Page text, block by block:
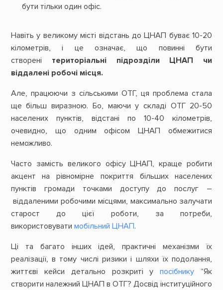
бути тільки один офіс.
Навіть у великому місті відстань до ЦНАП буває 10-20
кілометрів, і це означає, що повинні бути
створені територіальні підрозділи ЦНАП чи
віддалені робочі місця.
Але, працюючи з сільськими ОТГ, ця проблема стала
ще більш виразною. Бо, маючи у складі ОТГ 20-50
населених пунктів, відстані по 10-40 кілометрів,
очевидно, що одним офісом ЦНАП обмежитися
неможливо.
Часто замість великого офісу ЦНАП, краще робити
акцент на рівномірне покриття більших населених
пунктів громади точками доступу до послуг –
віддаленими робочими місцями, максимально залучати
старост до цієї роботи, за потреби,
використовувати мобільний ЦНАП.
Ці та багато інших ідей, практичні механізми їх
реалізації, в тому числі ризики і шляхи їх подолання,
життєві кейси детально розкриті упосібнику “Як
створити належний ЦНАП в ОТГ? Досвід інституційного